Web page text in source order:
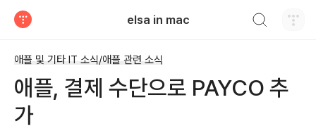
elsa in mac
애플 및 기타 IT 소식/애플 관련 소식
애플, 결제 수단으로 PAYCO 추
가